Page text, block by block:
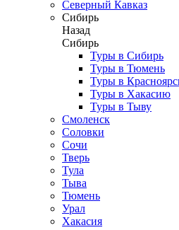
Северный Кавказ
Сибирь
Назад
Сибирь
Туры в Сибирь
Туры в Тюмень
Туры в
Туры в Хакасию
Туры в Тыву
Смоленск
Соловки
Сочи
Тверь
Тула
Тыва
Тюмень
Урал
Хакасия